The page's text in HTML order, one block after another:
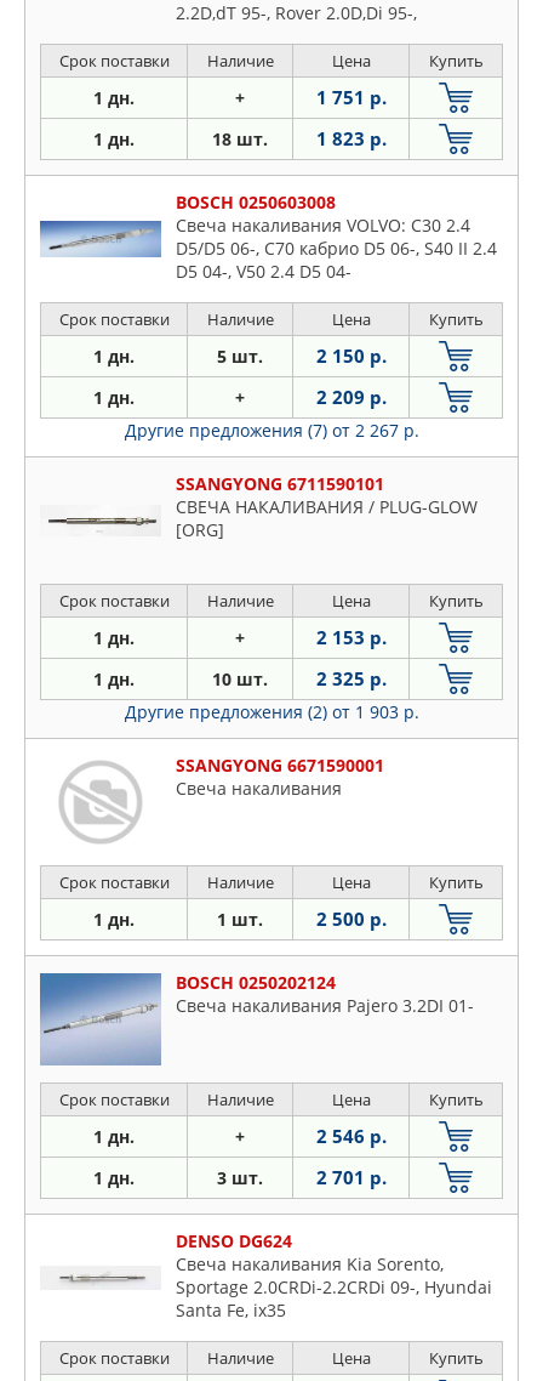
2.2D,dT 95-, Rover 2.0D,Di 95-,
Срок поставки Наличие Цена Купить
1 дн. + 1 751 р.
1 дн. 18 шт. 1 823 р.
BOSCH 0250603008
Свеча накаливания VOLVO: C30 2.4
D5/D5 06-, C70 кабрио D5 06-, S40 II 2.4
D5 04-, V50 2.4 D5 04-
Срок поставки Наличие Цена Купить
1 дн. 5 шт. 2 150 р.
1 дн. + 2 209 р.
Другие предложения (7) от 2 267 р.
SSANGYONG 6711590101
СВЕЧА НАКАЛИВАНИЯ / PLUG-GLOW
[ORG]
Срок поставки Наличие Цена Купить
1 дн. + 2 153 р.
1 дн. 10 шт. 2 325 р.
Другие предложения (2) от 1 903 р.
SSANGYONG 6671590001
Свеча накаливания
Срок поставки Наличие Цена Купить
1 дн. 1 шт. 2 500 р.
BOSCH 0250202124
Свеча накаливания Pajero 3.2DI 01-
Срок поставки Наличие Цена Купить
1 дн. + 2 546 р.
1 дн. 3 шт. 2 701 р.
DENSO DG624
Свеча накаливания Kia Sorento,
Sportage 2.0CRDi-2.2CRDi 09-, Hyundai
Santa Fe, ix35
Срок поставки Наличие Цена Купить